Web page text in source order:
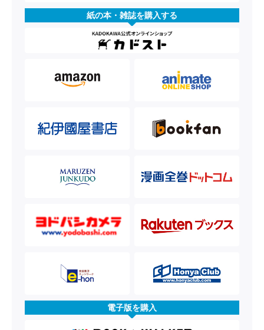
紙の本・雑誌を購入する
電子版を購入